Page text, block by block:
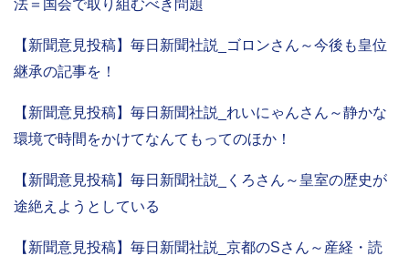
法＝国会で取り組むべき問題
【新聞意見投稿】毎日新聞社説_ゴロンさん～今後も皇位
継承の記事を！
【新聞意見投稿】毎日新聞社説_れいにゃんさん～静かな
環境で時間をかけてなんてもってのほか！
【新聞意見投稿】毎日新聞社説_くろさん～皇室の歴史が
途絶えようとしている
【新聞意見投稿】毎日新聞社説_京都のSさん～産経・読